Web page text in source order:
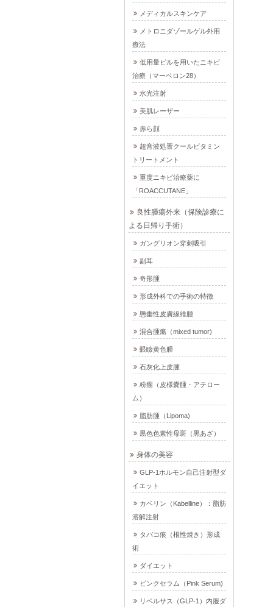
メディカルスキンケア
メトロニダゾールゲル外用
療法
低用量ピルを用いたニキビ
治療（マーベロン28）
水光注射
美肌レーザー
赤ら顔
超音波処置クールビタミン
トリートメント
重度ニキビ治療薬に
「ROACCUTANE」
良性腫瘍外来（保険診療に
よる日帰り手術）
ガングリオン穿刺吸引
副耳
奇形腫
形成外科での手術の特徴
懸垂性皮膚線維腫
混合腫瘍（mixed tumor)
眼瞼黄色腫
石灰化上皮腫
粉瘤（皮様嚢腫・アテロー
ム）
脂肪腫（Lipoma)
黒色色素性母斑（黒あざ）
身体の美容
GLP-1ホルモン自己注射型ダ
イエット
カベリン（Kabelline）：脂肪
溶解注射
タバコ痕（根性焼き）形成
術
ダイエット
ピンクセラム（Pink Serum)
リベルサス（GLP-1）内服ダ